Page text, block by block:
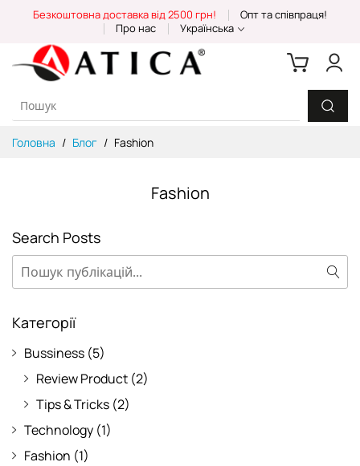
Content
Безкоштовна доставка від 2500 грн!
Опт та співпраця!
Про нас
Українська
Головна Блог Fashion
Fashion
Search Posts
Пошук
Категорії
Bussiness (5)
Review Product (2)
Tips & Tricks (2)
Technology (1)
Fashion (1)